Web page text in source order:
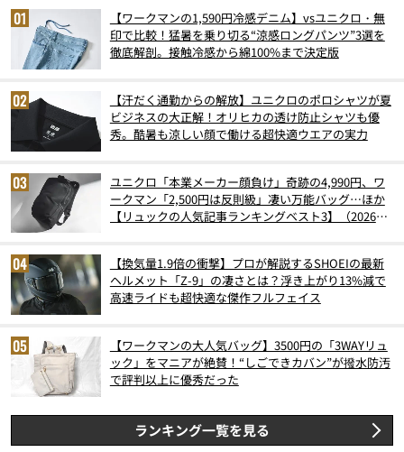
【ワークマンの1,590円冷感デニム】vsユニクロ・無
印で比較！猛暑を乗り切る“涼感ロングパンツ”3選を
徹底解剖。接触冷感から綿100%まで決定版
【汗だく通勤からの解放】ユニクロのポロシャツが夏
ビジネスの大正解！オリヒカの透け防止シャツも優
秀。酷暑も涼しい顔で働ける超快適ウエアの実力
ユニクロ「本業メーカー顔負け」奇跡の4,990円、ワ
ークマン「2,500円は反則級」凄い万能バッグ…ほか
【リュックの人気記事ランキングベスト3】（2026年
【換気量1.9倍の衝撃】プロが解説するSHOEIの最新
ヘルメット「Z-9」の凄さとは？浮き上がり13%減で
高速ライドも超快適な傑作フルフェイス
【ワークマンの大人気バッグ】3500円の「3WAYリュ
ック」をマニアが絶賛！“しごできカバン”が撥水防汚
で評判以上に優秀だった
ランキング一覧を見る